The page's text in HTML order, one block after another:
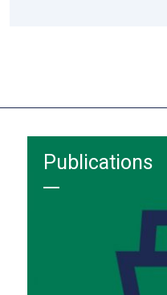
Publications